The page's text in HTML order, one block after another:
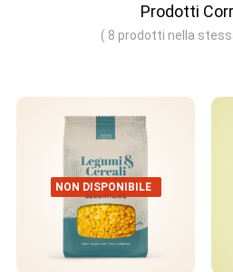
Prodotti
( 8 prodotti nella
NON DISPONIBILE